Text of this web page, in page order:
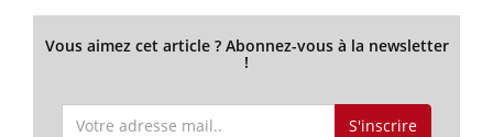
Vous aimez cet article ? Abonnez-vous à la newsletter
!
S'inscrire